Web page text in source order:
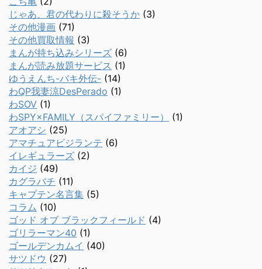
じゃあ、君の代わりに殺そうか (3)
その他漫画 (71)
その他買取情報 (3)
まんが持ち込みシリーズ (6)
まんが読み放題サービス (1)
ゆうえんち-バキ外伝- (14)
わQP我妻涼DesPerado (1)
わSOV (1)
わSPY×FAMILY（スパイファミリー）
(1)
アオアシ (25)
アマチュアビジランテ (6)
イレギュラーズ (2)
カイジ (49)
カグラバチ (11)
キャプテン名言集 (5)
コラム (10)
ゴッド オブ ブラックフィールド (4)
ゴリラーマン40 (1)
ゴールデンカムイ (40)
サツドウ (27)